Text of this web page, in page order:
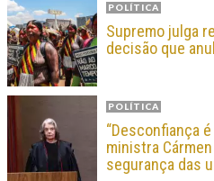
POLÍTICA
Supremo julga
decisão que
POLÍTICA
“Desconfiança
ministra
segurança das